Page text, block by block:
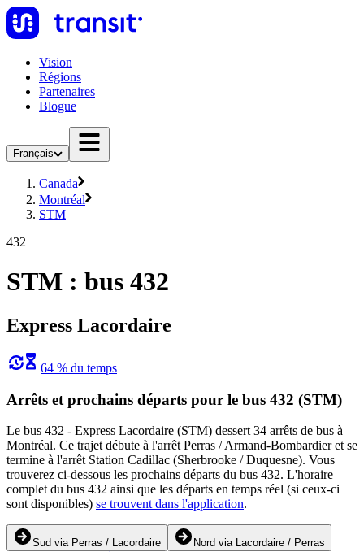
Vision
Régions
Partenaires
Blogue
Français
Canada
Montréal
STM
432
STM : bus 432
Express Lacordaire
64 % du temps
Arrêts et prochains départs pour le bus 432 (STM)
Le bus 432 - Express Lacordaire (STM) dessert 34 arrêts de bus à
Montréal. Ce trajet débute à l'arrêt Perras / Armand-Bombardier et se
termine à l'arrêt Station Cadillac (Sherbrooke / Duquesne). Vous
trouverez ci-dessous les prochains départs du bus 432. L'horaire
complet du bus 432 ainsi que les départs en temps réel (si ceux-ci
sont disponibles) se trouvent dans l'application.
Sud via Perras / Lacordaire Nord via Lacordaire / Perras